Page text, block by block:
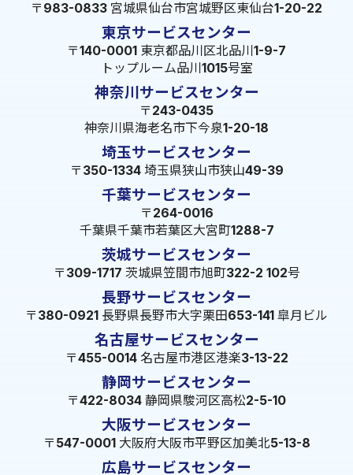
〒983-0833 宮城県仙台市宮城野区東仙台1-20-22
東京サービスセンター
〒140-0001 東京都品川区北品川1-9-7
トップルーム品川1015号室
神奈川サービスセンター
〒243-0435
神奈川県海老名市下今泉1-20-18
埼玉サービスセンター
〒350-1334 埼玉県狭山市狭山49-39
千葉サービスセンター
〒264-0016
千葉県千葉市若葉区大宮町1288-7
茨城サービスセンター
〒309-1717 茨城県笠間市旭町322-2 102号
長野サービスセンター
〒380-0921 長野県長野市大字栗田653-141 皐月ビル
名古屋サービスセンター
〒455-0014 名古屋市港区港楽3-13-22
静岡サービスセンター
〒422-8034 静岡県駿河区高松2-5-10
大阪サービスセンター
〒547-0001 大阪府大阪市平野区加美北5-13-8
広島サービスセンター